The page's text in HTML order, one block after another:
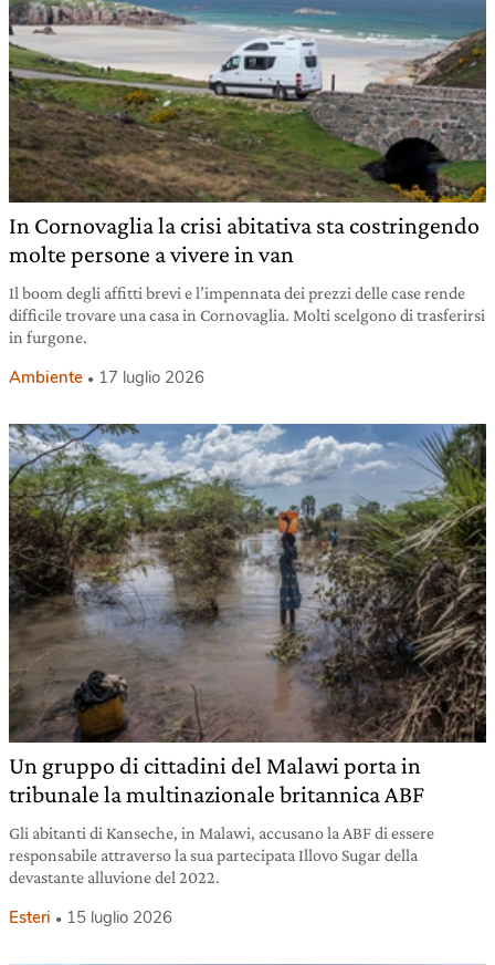
In Cornovaglia la crisi abitativa sta costringendo
molte persone a vivere in van
Il boom degli affitti brevi e l’impennata dei prezzi delle case rende
difficile trovare una casa in Cornovaglia. Molti scelgono di trasferirsi
in furgone.
Ambiente 17 luglio 2026
Un gruppo di cittadini del Malawi porta in
tribunale la multinazionale britannica ABF
Gli abitanti di Kanseche, in Malawi, accusano la ABF di essere
responsabile attraverso la sua partecipata Illovo Sugar della
devastante alluvione del 2022.
Esteri 15 luglio 2026